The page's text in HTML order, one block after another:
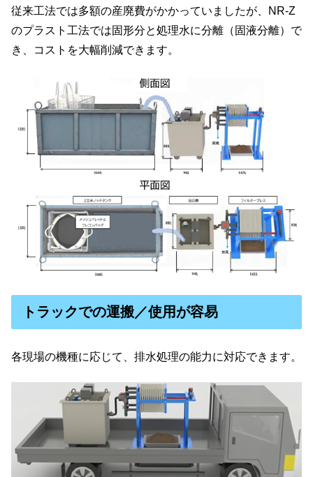
従来工法では多額の産廃費がかかっていましたが、NR-Z
のプラスト工法では固形分と処理水に分離（固液分離）で
き、コストを大幅削減できます。
トラックでの運搬／使用が容易
各現場の機種に応じて、排水処理の能力に対応できます。